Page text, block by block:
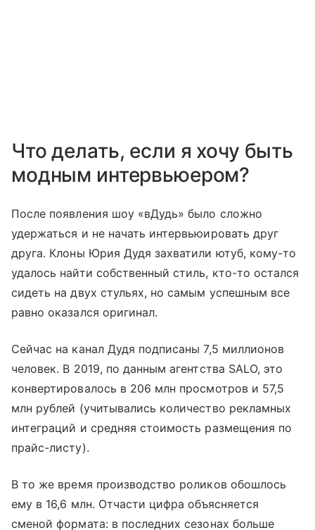
Что делать, если я хочу быть
модным интервьюером?
После появления шоу «вДудь» было сложно
удержаться и не начать интервьюировать друг
друга. Клоны Юрия Дудя захватили ютуб, кому-то
удалось найти собственный стиль, кто-то остался
сидеть на двух стульях, но самым успешным все
равно оказался оригинал.
Сейчас на канал Дудя подписаны 7,5 миллионов
человек. В 2019, по данным агентства SALO, это
конвертировалось в 206 млн просмотров и 57,5
млн рублей (учитывались количество рекламных
интеграций и средняя стоимость размещения по
прайс-листу).
В то же время производство роликов обошлось
ему в 16,6 млн. Отчасти цифра объясняется
сменой формата: в последних сезонах больше